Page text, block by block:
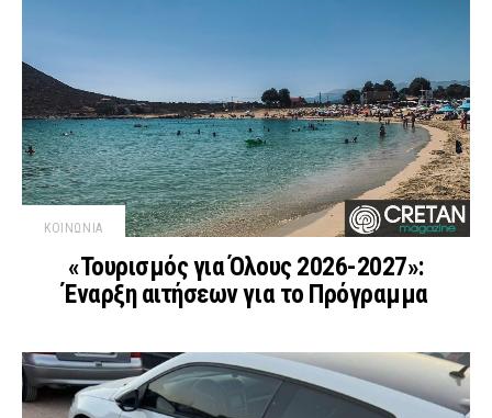
ΚΟΙΝΩΝΙΑ
«Τουρισμός για Όλους 2026-2027»:
Έναρξη αιτήσεων για το Πρόγραμμα